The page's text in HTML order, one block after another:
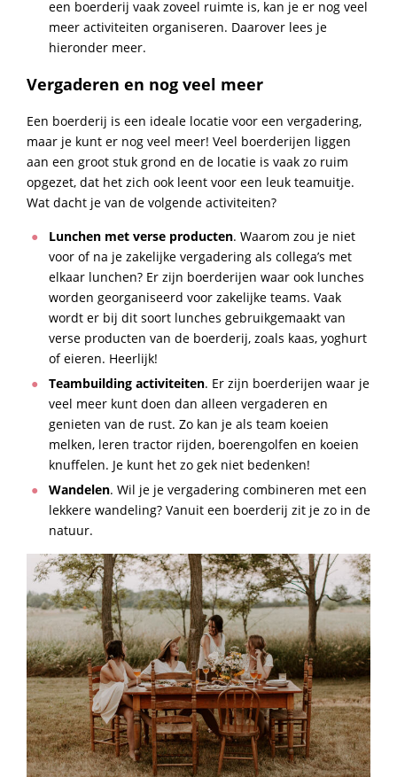
een boerderij vaak zoveel ruimte is, kan je er nog veel
meer activiteiten organiseren. Daarover lees je
hieronder meer.
Vergaderen en nog veel meer
Een boerderij is een ideale locatie voor een vergadering,
maar je kunt er nog veel meer! Veel boerderijen liggen
aan een groot stuk grond en de locatie is vaak zo ruim
opgezet, dat het zich ook leent voor een leuk teamuitje.
Wat dacht je van de volgende activiteiten?
Lunchen met verse producten. Waarom zou je niet
voor of na je zakelijke vergadering als collega’s met
elkaar lunchen? Er zijn boerderijen waar ook lunches
worden georganiseerd voor zakelijke teams. Vaak
wordt er bij dit soort lunches gebruikgemaakt van
verse producten van de boerderij, zoals kaas, yoghurt
of eieren. Heerlijk!
Teambuilding activiteiten. Er zijn boerderijen waar je
veel meer kunt doen dan alleen vergaderen en
genieten van de rust. Zo kan je als team koeien
melken, leren tractor rijden, boerengolfen en koeien
knuffelen. Je kunt het zo gek niet bedenken!
Wandelen. Wil je je vergadering combineren met een
lekkere wandeling? Vanuit een boerderij zit je zo in de
natuur.